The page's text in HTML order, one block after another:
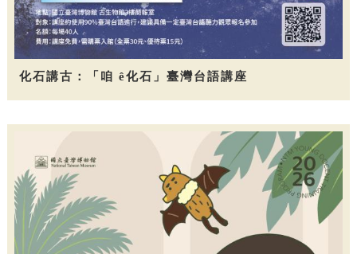
化石講古：「咱 ê化石」臺灣台語講座